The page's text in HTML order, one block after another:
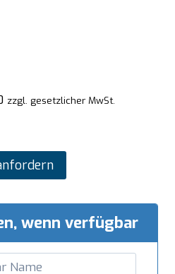
zzgl. gesetzlicher MwSt.
wenn verfügbar